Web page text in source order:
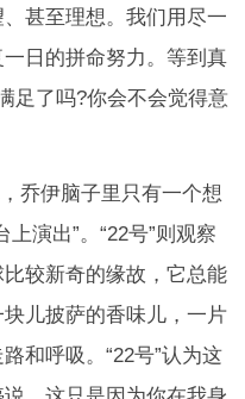
甚至理想。我们用尽一
日的拼命努力。等到真
足了吗?你会不会觉得意
乔伊脑子里只有一个想
演出”。“22号”则观察
较新奇的缘故，它总能
儿披萨的香味儿，一片
和呼吸。“22号”认为这